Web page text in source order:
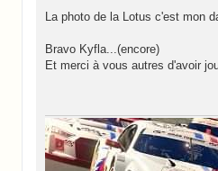
s
g
La photo de la Lotus c'est mon
Bravo Kyfla...(encore)
Et merci à vous autres d'avoir